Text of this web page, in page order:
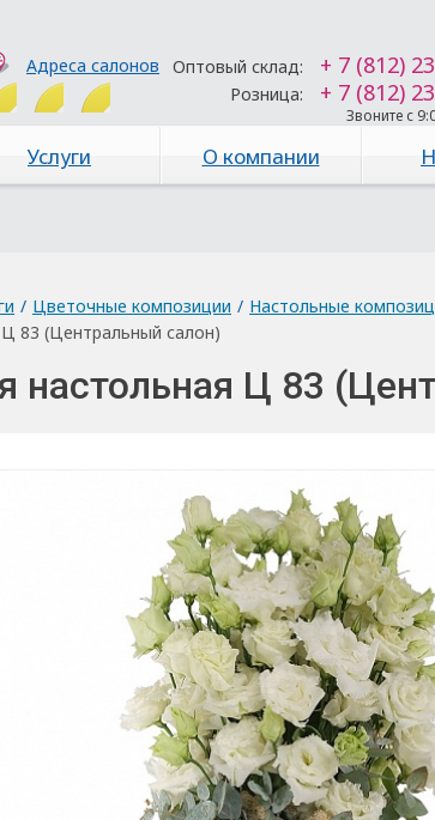
Адреса салонов Оптовый склад: + 7 (812)
Розница: + 7 (812)
Звоните с
Услуги О компании
/ Цветочные композиции / Настольные
83 (Центральный салон)
настольная Ц 83